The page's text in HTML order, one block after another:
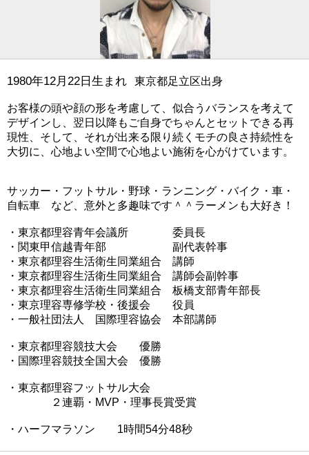
1980年12月22日生まれ 東京都足立区出身
お客様の頭や顔の形を考慮して、似合うバランスを考えて
デザインし、翌日以降もご自身でちゃんとセットできる再
現性、そして、それが出来る限り続くモチの良さ持続性を
大切に、心地よい空間で心地よい施術を心がけています。
サッカー・フットサル・野球・ランニング・バイク・車・
自転車 など、意外と多趣味です＾＾ラーメンも大好き！
・東京都理容青年会議所 委員長
・関東甲信越青年部 副代表幹事
・東京都理容生活衛生同業組合 講師
・東京都理容生活衛生同業組合 講師会副幹事
・東京都理容生活衛生同業組合 板橋支部青年部長
・東京理容専修学校・後援会 役員
・一般社団法人 国際理容協会 本部講師
・東京都理容競技大会 優勝
・国際理容競技全国大会 優勝
・東京都理容フットサル大会
２連覇・MVP・理事長賞受賞
・ハーフマラソン 1時間54分48秒